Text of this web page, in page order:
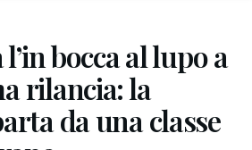
bocca al lupo a
rilancia: la
da una classe